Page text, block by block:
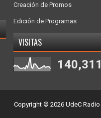
Creación de Promos
Edición de Programas
VISITAS
140,311
Copyright © 2026 UdeC Radio